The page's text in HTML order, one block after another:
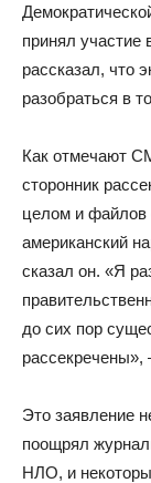
принял участие
рассказал, что
разобраться в
Как отмечают
сторонник
целом и
американский
сказал он. «Я
до сих пор
Это заявление
поощрял
НЛО, и